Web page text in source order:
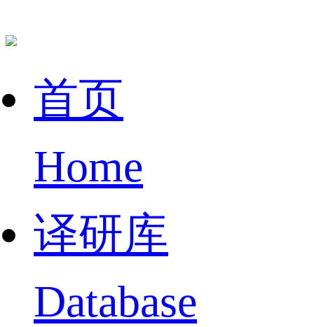
首页
Home
译研库
Database